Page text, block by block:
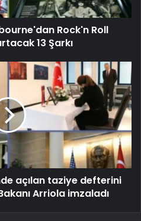
Rock'n Roll
13 Şarkı
açılan taziye defterini
Arriola imzaladı